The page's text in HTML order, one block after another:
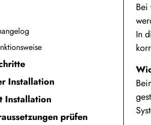
Installation
Installation
prüfen
Bei
In